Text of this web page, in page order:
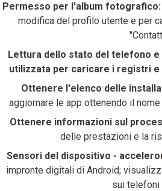
Permesso per l'album fotografico:
modifica del profilo utente e per
Lettura dello stato del telefono
utilizzata per caricare i registri e
Ottenere l'elenco delle
aggiornare le app ottenendo il
Ottenere informazioni sul
delle prestazioni e la
Sensori del dispositivo -
impronte digitali di Android;
sui telefoni